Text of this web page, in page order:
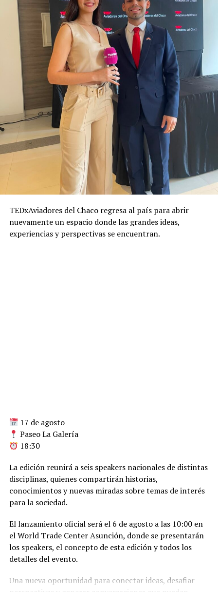
TEDxAviadores del Chaco regresa al país para abrir
nuevamente un espacio donde las grandes ideas,
experiencias y perspectivas se encuentran.
17 de agosto
Paseo La Galería
18:30
La edición reunirá a seis speakers nacionales de distintas
disciplinas, quienes compartirán historias,
conocimientos y nuevas miradas sobre temas de interés
para la sociedad.
El lanzamiento oficial será el 6 de agosto a las 10:00 en
el World Trade Center Asunción, donde se presentarán
los speakers, el concepto de esta edición y todos los
detalles del evento.
Una nueva oportunidad para conectar ideas, desafiar